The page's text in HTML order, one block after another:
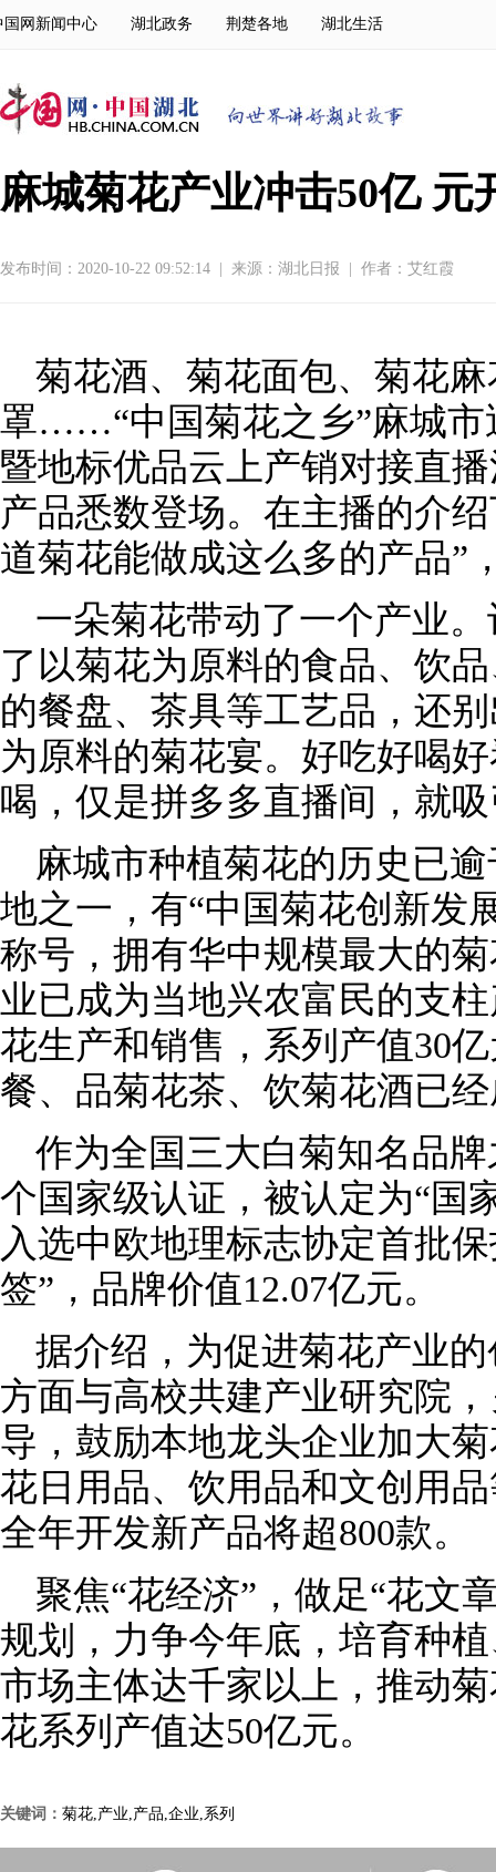
国网新闻中心 湖北政务 荆楚各地 湖北生活
麻城菊花产业冲击50亿 元
发布时间：2020-10-22 09:52:14 来源： 湖北日报 作者：艾红霞
菊花酒、菊花面包、菊花
罩……“中国菊花之乡”麻城市
暨地标优品云上产销对接直
产品悉数登场。在主播的介
道菊花能做成这么多的产品”
一朵菊花带动了一个产业
了以菊花为原料的食品、饮
的餐盘、茶具等工艺品，还
为原料的菊花宴。好吃好喝
喝，仅是拼多多直播间，就
麻城市种植菊花的历史已
地之一，有“中国菊花创新发
称号，拥有华中规模最大的
业已成为当地兴农富民的支
花生产和销售，系列产值30
餐、品菊花茶、饮菊花酒已
作为全国三大白菊知名品
个国家级认证，被认定为“国
入选中欧地理标志协定首批
签”，品牌价值12.07亿元。
据介绍，为促进菊花产业
方面与高校共建产业研究院
导，鼓励本地龙头企业加大
花日用品、饮用品和文创用
全年开发新产品将超800款。
聚焦“花经济”，做足“花文
规划，力争今年底，培育种
市场主体达千家以上，推动
花系列产值达50亿元。
关键词： 菊花,产业,产品,企业,系列